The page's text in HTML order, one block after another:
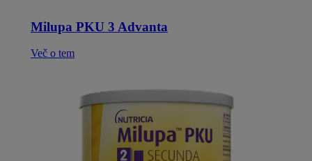
Milupa PKU 3 Advanta
Več o tem